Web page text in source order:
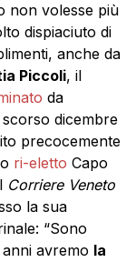
non volesse più
dispiaciuto di
anche da
Piccoli, il
da
dicembre
precocemente
ri-eletto Capo
Corriere Veneto
la sua
“Sono
avremo la